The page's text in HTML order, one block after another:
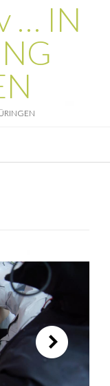
… IN